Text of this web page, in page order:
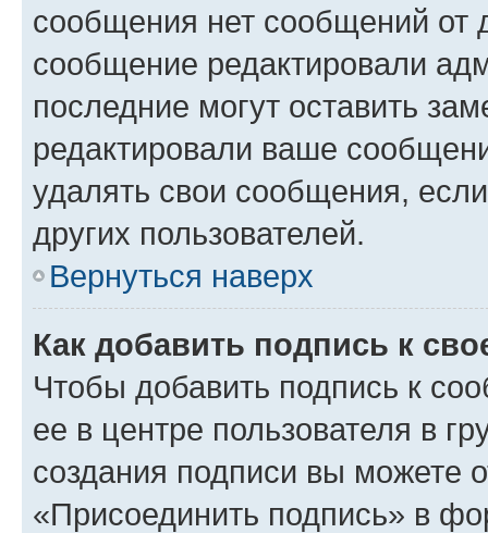
сообщения нет сообщений от
сообщение редактировали
последние могут оставить
редактировали ваше
удалять свои сообщения,
других пользователей.
Вернуться наверх
Как добавить подпись к
Чтобы добавить подпись к
ее в центре пользователя в
создания подписи вы можете
«Присоединить подпись» в